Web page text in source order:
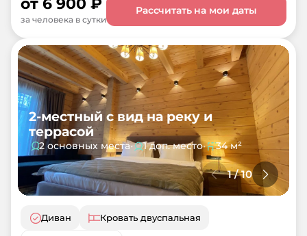
от 6 900 ₽
за человека в сутки
Рассчитать на мои даты
2-местный с вид на реку и
террасой
2 основных места• 1 доп. место• 34 м²
1/10
Диван Кровать двуспальная